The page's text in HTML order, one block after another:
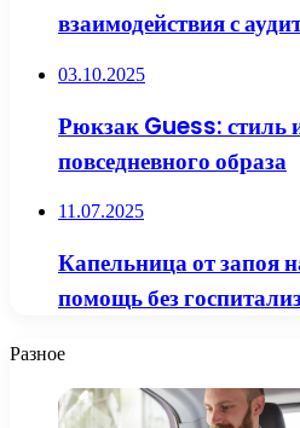
взаимодействия с
03.10.2025
Рюкзак Guess: стиль
повседневного образа
11.07.2025
Капельница от запоя
помощь без
Разное